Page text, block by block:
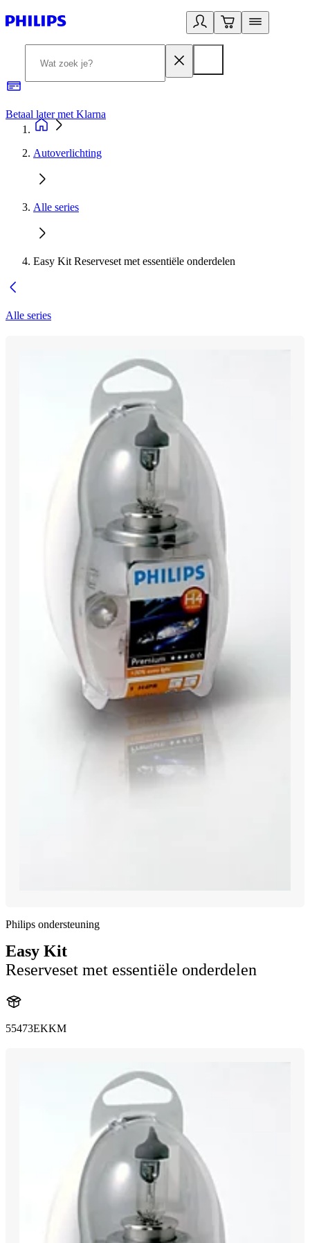
Betaal later met Klarna
Autoverlichting
Alle series
Easy Kit Reserveset met essentiële onderdelen
Alle series
Philips ondersteuning
Easy Kit
Reserveset met essentiële onderdelen
55473EKKM